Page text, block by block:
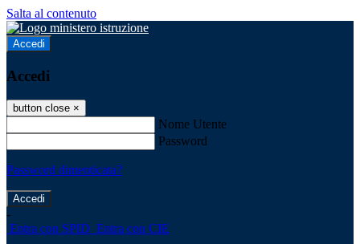
Salta al contenuto
Accedi
Accedi
button close ×
Nome Utente
Password
Password dimenticata?
-
Entra con SPID Entra con CIE